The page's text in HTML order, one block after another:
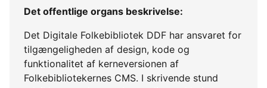
Det offentlige organs beskrivelse:
Det Digitale Folkebibliotek DDF har ansvaret for
tilgængeligheden af design, kode og
funktionalitet af kerneversionen af
Folkebibliotekernes CMS. I skrivende stund